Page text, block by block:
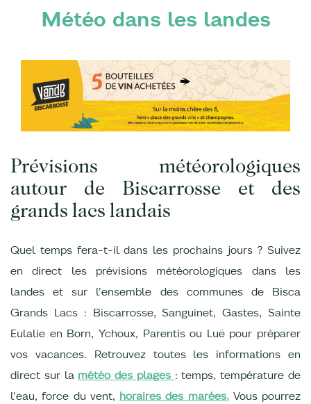
Météo dans les landes
Prévisions météorologiques
autour de Biscarrosse et des
grands lacs landais
Quel temps fera-t-il dans les prochains jours ? Suivez
en direct les prévisions météorologiques dans les
landes et sur l'ensemble des communes de Bisca
Grands Lacs : Biscarrosse, Sanguinet, Gastes, Sainte
Eulalie en Born, Ychoux, Parentis ou Luë pour préparer
vos vacances. Retrouvez toutes les informations en
direct sur la météo des plages : temps, température de
l'eau, force du vent, horaires des marées.Vous pourrez